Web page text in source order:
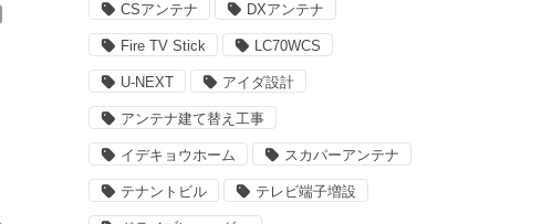
CSアンテナ DXアンテナ
Fire TV Stick LC70WCS
U-NEXT アイダ設計
アンテナ建て替え工事
イデキョウホーム スカパーアンテナ
テナントビル テレビ端子増設